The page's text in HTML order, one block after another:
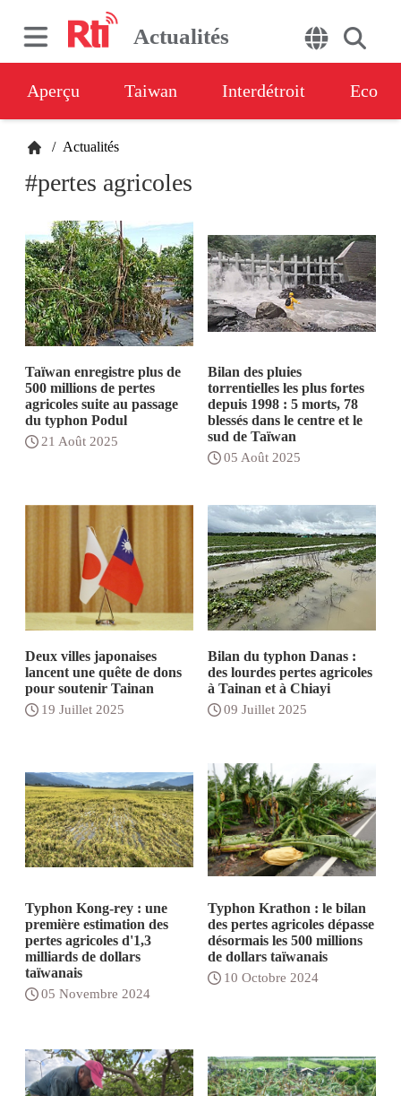
Actualités
Aperçu Taiwan Interdétroit Eco
/ Actualités
#pertes agricoles
Taïwan enregistre plus de
500 millions de pertes
agricoles suite au passage
du typhon Podul
21 Août 2025
Bilan des pluies
torrentielles les plus fortes
depuis 1998 : 5 morts, 78
blessés dans le centre et le
sud de Taïwan
05 Août 2025
Deux villes japonaises
lancent une quête de dons
pour soutenir Tainan
19 Juillet 2025
Bilan du typhon Danas :
des lourdes pertes agricoles
à Tainan et à Chiayi
09 Juillet 2025
Typhon Kong-rey : une
première estimation des
pertes agricoles d'1,3
milliards de dollars
taïwanais
05 Novembre 2024
Typhon Krathon : le bilan
des pertes agricoles dépasse
désormais les 500 millions
de dollars taïwanais
10 Octobre 2024